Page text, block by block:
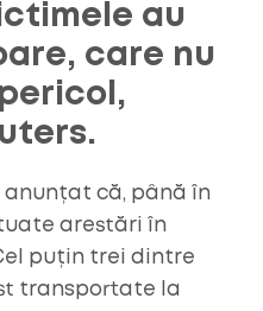
au
care nu
anunțat că, până în
arestări în
puțin trei dintre
transportate la